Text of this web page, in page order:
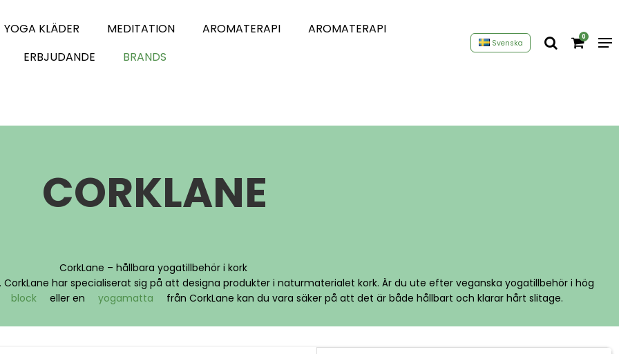
YOGA KLÄDER MEDITATION AROMATERAPI
AROMATERAPI
ERBJUDANDE
BRANDS
Svenska
0
CORKLANE
CorkLane – hållbara yogatillbehör i kork
har specialiserat sig på att designa produkter i naturmaterialet kork. Är du ute efter veganska yogatillbehör i hög
block eller en yogamatta från CorkLane kan du vara säker på att det är både hållbart och klarar hårt slitage.